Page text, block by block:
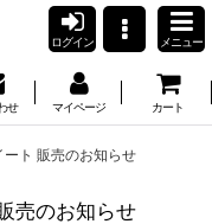
ログイン メニュー
せ マイページ カート
ト 販売のお知らせ
売のお知らせ